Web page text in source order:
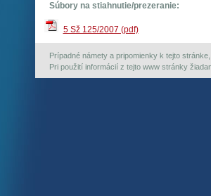
Súbory na stiahnutie/prezeranie:
5 Sž 125/2007 (pdf)
Prípadné námety a pripomienky k tejto
Pri použití informácií z tejto www stránky